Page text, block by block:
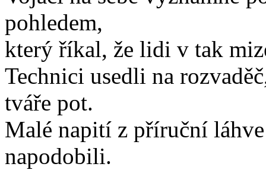
pohledem,
který říkal, že lidi v tak
Technici usedli na
tváře pot.
Malé napití z příruční
napodobili.